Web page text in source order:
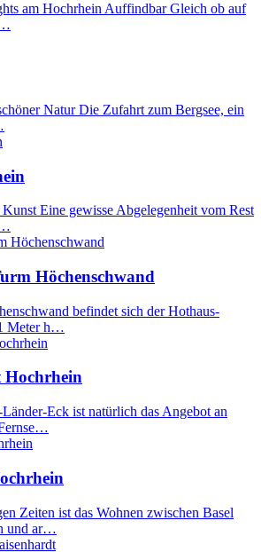
am Hochrhein Auffindbar Gleich ob auf
Natur Die Zufahrt zum Bergsee, ein
Eine gewisse Abgelegenheit vom Rest
Höchenschwand
befindet sich der Hothaus-
Meter h…
Hochrhein
Eck ist natürlich das Angebot an
Zeiten ist das Wohnen zwischen Basel
und ar…